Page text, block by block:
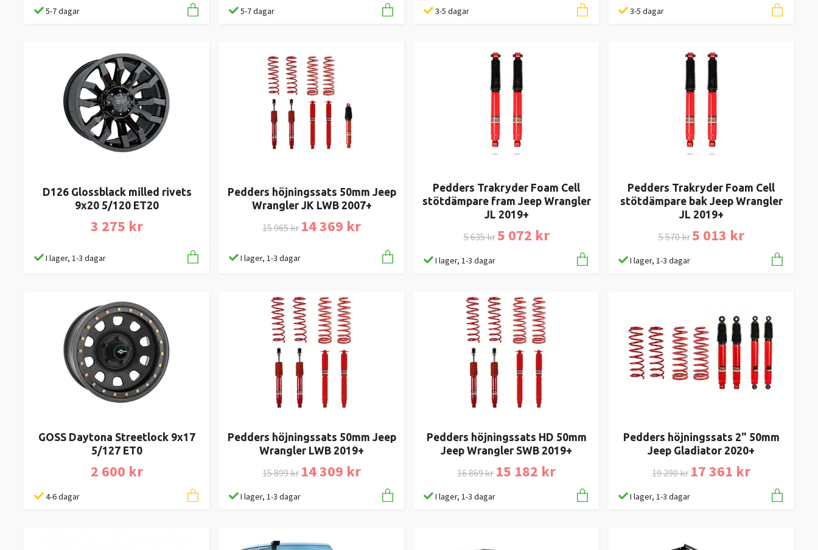
5-7 dagar 5-7 dagar 3-5 dagar 3-5 dagar
D126 Glossblack milled rivets
9x20 5/120 ET20
3 275 kr
I lager, 1-3 dagar
Pedders höjningssats 50mm Jeep
Wrangler JK LWB 2007+
15 965 kr 14 369 kr
I lager, 1-3 dagar
Pedders Trakryder Foam Cell
stötdämpare fram Jeep Wrangler
JL 2019+
5 635 kr 5 072 kr
I lager, 1-3 dagar
Pedders Trakryder Foam Cell
stötdämpare bak Jeep Wrangler
JL 2019+
5 570 kr 5 013 kr
I lager, 1-3 dagar
GOSS Daytona Streetlock 9x17
5/127 ET0
2 600 kr
4-6 dagar
Pedders höjningssats 50mm Jeep
Wrangler LWB 2019+
15 899 kr 14 309 kr
I lager, 1-3 dagar
Pedders höjningssats HD 50mm
Jeep Wrangler SWB 2019+
16 869 kr 15 182 kr
I lager, 1-3 dagar
Pedders höjningssats 2" 50mm
Jeep Gladiator 2020+
19 290 kr 17 361 kr
I lager, 1-3 dagar